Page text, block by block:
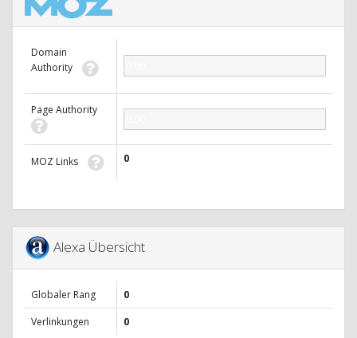
Domain
Authority
Page Authority
MOZ Links 0
Alexa Übersicht
Globaler Rang
0
Verlinkungen
0